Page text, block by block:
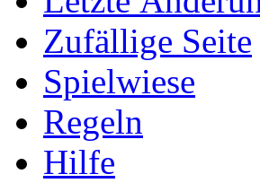
Zufällige Seite
Spielwiese
Regeln
Hilfe